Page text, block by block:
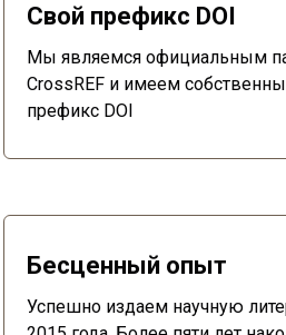
Свой префикс DOI
Мы являемся официальным
CrossREF и имеем
префикс DOI
Бесценный опыт
Успешно издаем научную